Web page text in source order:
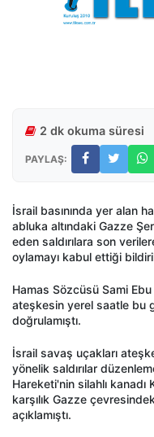
2 dk okuma süresi
PAYLAŞ:
İsrail basınında yer alan
abluka altındaki Gazze
eden saldırılara son
oylamayı kabul ettiği
Hamas Sözcüsü Sami
ateşkesin yerel saatle bu
doğrulamıştı.
İsrail savaş uçakları
yönelik saldırılar
Hareketi'nin silahlı kanadı
karşılık Gazze
açıklamıştı.